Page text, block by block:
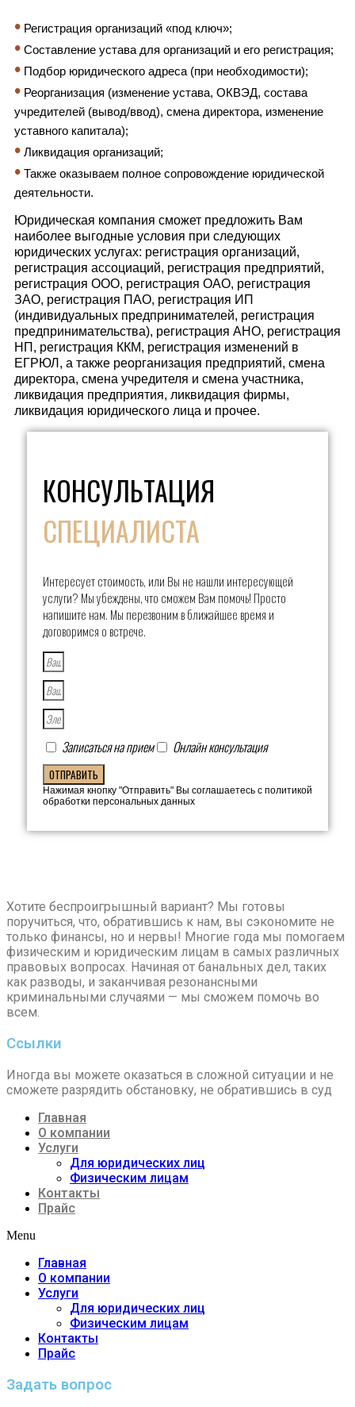
• Регистрация организаций «под ключ»;
• Составление устава для организаций и его регистрация;
• Подбор юридического адреса (при необходимости);
• Реорганизация (изменение устава, ОКВЭД, состава
учредителей (вывод/ввод), смена директора, изменение
уставного капитала);
• Ликвидация организаций;
• Также оказываем полное сопровождение юридической
деятельности.
Юридическая компания сможет предложить Вам
наиболее выгодные условия при следующих
юридических услугах: регистрация организаций,
регистрация ассоциаций, регистрация предприятий,
регистрация ООО, регистрация ОАО, регистрация
ЗАО, регистрация ПАО, регистрация ИП
(индивидуальных предпринимателей, регистрация
предпринимательства), регистрация АНО, регистрация
НП, регистрация ККМ, регистрация изменений в
ЕГРЮЛ, а также реорганизация предприятий, смена
директора, смена учредителя и смена участника,
ликвидация предприятия, ликвидация фирмы,
ликвидация юридического лица и прочее.
КОНСУЛЬТАЦИЯ
СПЕЦИАЛИСТА
Интересует стоимость, или Вы не нашли интересующей
услуги? Мы убеждены, что сможем Вам помочь! Просто
напишите нам. Мы перезвоним в ближайшее время и
договоримся о встрече.
Записаться на прием Онлайн консультация
ОТПРАВИТЬ
Нажимая кнопку "Отправить" Вы соглашаетесь с политикой
обработки персональных данных
Хотите беспроигрышный вариант? Мы готовы
поручиться, что, обратившись к нам, вы сэкономите не
только финансы, но и нервы! Многие года мы помогаем
физическим и юридическим лицам в самых различных
правовых вопросах. Начиная от банальных дел, таких
как разводы, и заканчивая резонансными
криминальными случаями — мы сможем помочь во
всем.
Ссылки
Иногда вы можете оказаться в сложной ситуации и не
сможете разрядить обстановку, не обратившись в суд
Главная
О компании
Услуги
Для юридических лиц
Физическим лицам
Контакты
Прайс
Menu
Главная
О компании
Услуги
Для юридических лиц
Физическим лицам
Контакты
Прайс
Задать вопрос